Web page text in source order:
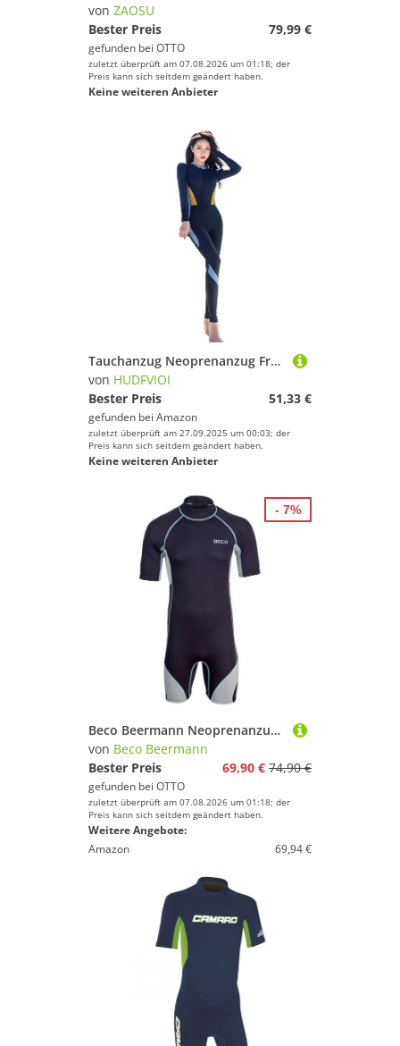
von ZAOSU
Bester Preis
79,99 €
gefunden bei OTTO
zuletzt überprüft am 07.08.2026 um 01:18; der
Preis kann sich seitdem geändert haben.
Keine weiteren Anbieter
Tauchanzug Neoprenanzug Frauen Schnorcheln Einteiliger Badeanzug Frontreißverschluss Rashguard Combinaison Surf Bademode Tauchanzug Beachwear(Blue with Yellow,L)
von HUDFVIOI
Bester Preis
51,33 €
gefunden bei Amazon
zuletzt überprüft am 27.09.2025 um 00:03; der
Preis kann sich seitdem geändert haben.
Keine weiteren Anbieter
Beco Beermann Neoprenanzug Naxos (1-tlg), aus superweichem 3mm CR-Neopren
von Beco Beermann
Bester Preis
69,90 € 74,90 €
gefunden bei OTTO
zuletzt überprüft am 07.08.2026 um 01:18; der
Preis kann sich seitdem geändert haben.
Weitere Angebote:
Amazon
69,94 €
- 7%